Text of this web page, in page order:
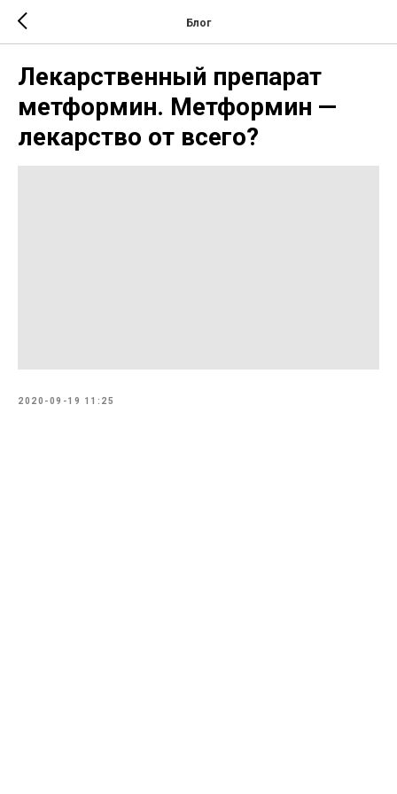
Блог
Лекарственный препарат
метформин. Метформин —
лекарство от всего?
2020-09-19 11:25